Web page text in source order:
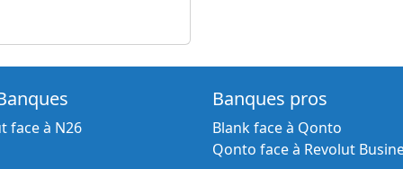
face à N26
Banques pros
Blank face à Qonto
Qonto face à Revolut